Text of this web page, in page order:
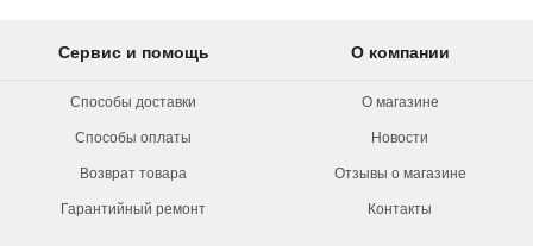
Сервис и помощь
Способы доставки
Способы оплаты
Возврат товара
Гарантийный ремонт
О компании
О магазине
Новости
Отзывы о магазине
Контакты